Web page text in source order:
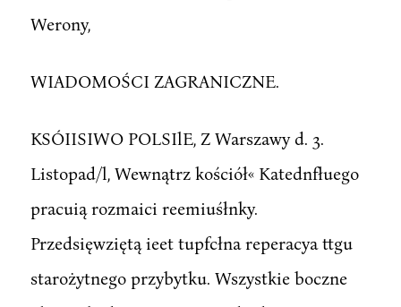
Werony,
WIADOMOŚCI ZAGRANICZNE.
KSÓIISIWO POLSIlE, Z Warszawy d. 3.
Listopad/l, Wewnątrz kościół« Katednfłuego
pracuią rozmaici reemiuśłnky.
Przedsięwziętą ieet tupfcłna reperacya ttgu
starożytnego przybytku. Wszystkie boczne